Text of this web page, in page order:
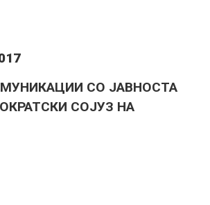
СО ЈАВНОСТА
СОЈУЗ НА